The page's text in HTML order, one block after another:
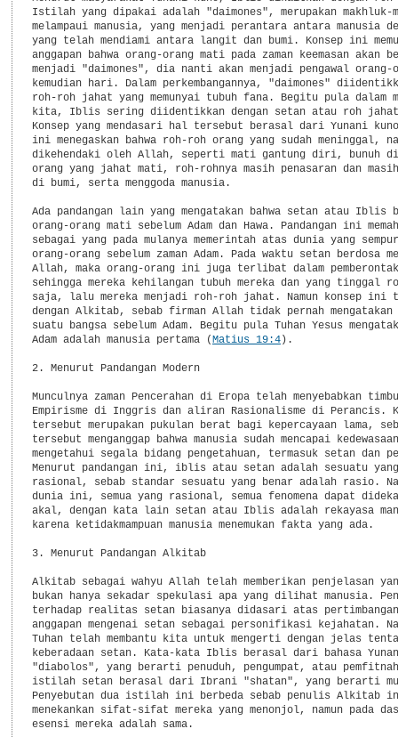
Istilah yang dipakai adalah "daimones", merupakan makhluk-
melampaui manusia, yang menjadi perantara antara manusia
yang telah mendiami antara langit dan bumi. Konsep ini
anggapan bahwa orang-orang mati pada zaman keemasan akan
menjadi "daimones", dia nanti akan menjadi pengawal orang-
kemudian hari. Dalam perkembangannya, "daimones"
roh-roh jahat yang memunyai tubuh fana. Begitu pula dalam
kita, Iblis sering diidentikkan dengan setan atau roh
Konsep yang mendasari hal tersebut berasal dari Yunani
ini menegaskan bahwa roh-roh orang yang sudah meninggal,
dikehendaki oleh Allah, seperti mati gantung diri, bunuh
orang yang jahat mati, roh-rohnya masih penasaran dan masih
di bumi, serta menggoda manusia.
Ada pandangan lain yang mengatakan bahwa setan atau Iblis
orang-orang mati sebelum Adam dan Hawa. Pandangan ini
sebagai yang pada mulanya memerintah atas dunia yang
orang-orang sebelum zaman Adam. Pada waktu setan berdosa
Allah, maka orang-orang ini juga terlibat dalam
sehingga mereka kehilangan tubuh mereka dan yang tinggal
saja, lalu mereka menjadi roh-roh jahat. Namun konsep ini
dengan Alkitab, sebab firman Allah tidak pernah mengatakan
suatu bangsa sebelum Adam. Begitu pula Tuhan Yesus
Adam adalah manusia pertama (Matius 19:4).
2. Menurut Pandangan Modern
Munculnya zaman Pencerahan di Eropa telah menyebabkan
Empirisme di Inggris dan aliran Rasionalisme di Perancis.
tersebut merupakan pukulan berat bagi kepercayaan lama,
tersebut menganggap bahwa manusia sudah mencapai
mengetahui segala bidang pengetahuan, termasuk setan dan
Menurut pandangan ini, iblis atau setan adalah sesuatu
rasional, sebab standar sesuatu yang benar adalah rasio.
dunia ini, semua yang rasional, semua fenomena dapat
akal, dengan kata lain setan atau Iblis adalah rekayasa
karena ketidakmampuan manusia menemukan fakta yang ada.
3. Menurut Pandangan Alkitab
Alkitab sebagai wahyu Allah telah memberikan penjelasan
bukan hanya sekadar spekulasi apa yang dilihat manusia.
terhadap realitas setan biasanya didasari atas pertimbangan
anggapan mengenai setan sebagai personifikasi kejahatan.
Tuhan telah membantu kita untuk mengerti dengan jelas
keberadaan setan. Kata-kata Iblis berasal dari bahasa
"diabolos", yang berarti penuduh, pengumpat, atau
istilah setan berasal dari Ibrani "shatan", yang berarti
Penyebutan dua istilah ini berbeda sebab penulis Alkitab
menekankan sifat-sifat mereka yang menonjol, namun pada
esensi mereka adalah sama.